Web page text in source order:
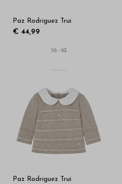
Paz Rodriguez Trui
€ 44,99
56 - 62
Paz Rodriguez Trui